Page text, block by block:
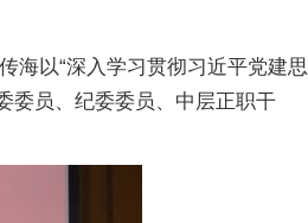
海以“深入学习贯彻习近平党建思
委员、纪委委员、中层正职干